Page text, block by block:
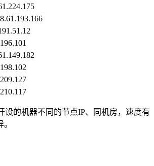
设的机器不同的节点IP、同机房，速度有